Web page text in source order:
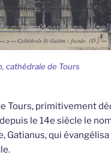
cathédrale de Tours
Tours, primitivement
le 14e siècle le
Gatianus, qui évangélisa